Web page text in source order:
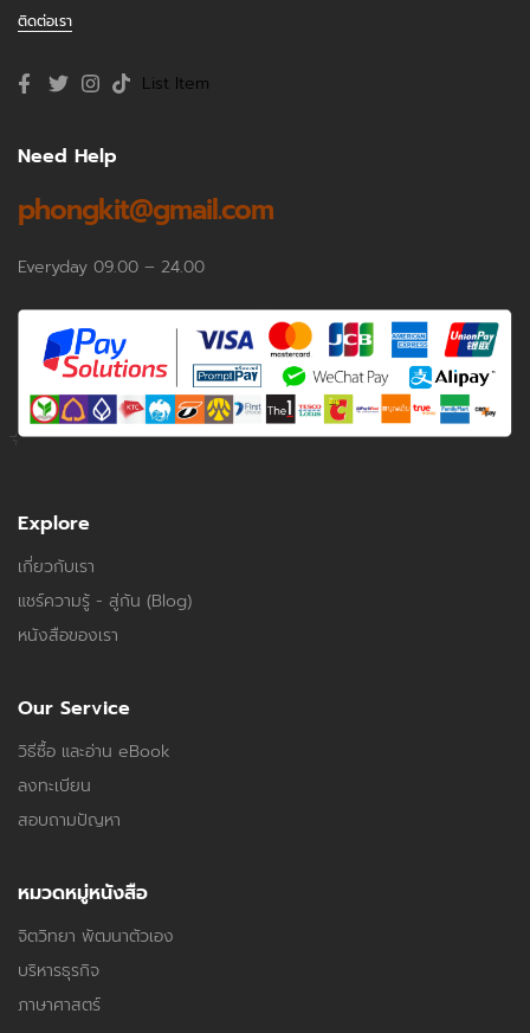
ติดต่อเรา
List Item
Need Help
phongkit@gmail.com
Everyday 09.00 – 24.00
Explore
เกี่ยวกับเรา
แชร์ความรู้ - สู่กัน (Blog)
หนังสือของเรา
Our Service
วิธีซื้อ และอ่าน eBook
ลงทะเบียน
สอบถามปัญหา
หมวดหมู่หนังสือ
จิตวิทยา พัฒนาตัวเอง
บริหารธุรกิจ
ภาษาศาสตร์